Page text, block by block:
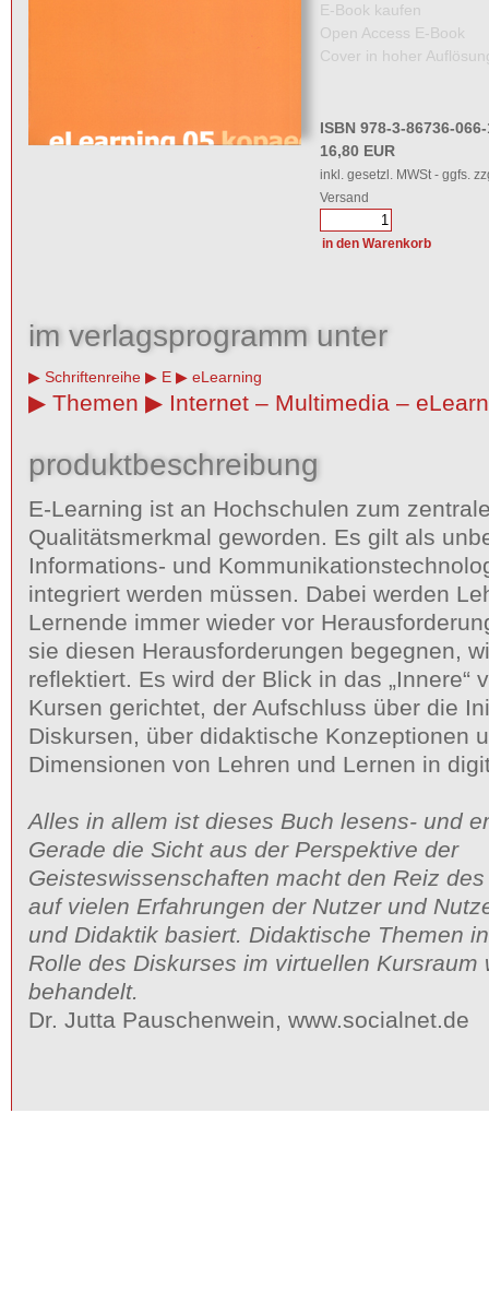
E-Book kaufen
Open Access E-Book
Cover in hoher
ISBN 978-3-86736-
16,80 EUR
inkl. gesetzl. MWSt - ggfs.
Versand
im verlagsprogramm unter
Schriftenreihe E eLearning
Themen Internet – Multimedia –
produktbeschreibung
E-Learning ist an Hochschulen zum
Qualitätsmerkmal geworden. Es gilt als
Informations- und
integriert werden müssen. Dabei werden
Lernende immer wieder vor
sie diesen Herausforderungen begegnen,
reflektiert. Es wird der Blick in das „Innere“
Kursen gerichtet, der Aufschluss über die
Diskursen, über didaktische Konzeptionen
Dimensionen von Lehren und Lernen in
Alles in allem ist dieses Buch lesens- und
Gerade die Sicht aus der Perspektive der
Geisteswissenschaften macht den Reiz
auf vielen Erfahrungen der Nutzer und
und Didaktik basiert. Didaktische Themen
Rolle des Diskurses im virtuellen Kursraum
behandelt.
Dr. Jutta Pauschenwein, www.socialnet.de